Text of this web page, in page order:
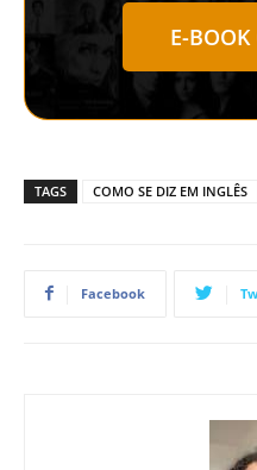
E-
TAGS COMO SE DIZ EM INGLÊS
Facebook